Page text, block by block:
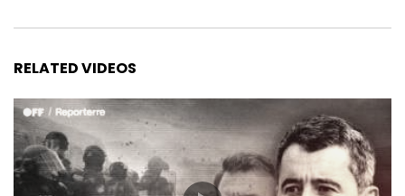
RELATED VIDEOS